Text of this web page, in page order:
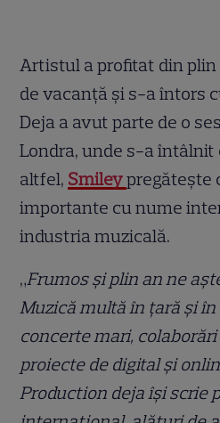
Artistul a profitat din plin
de vacanță și s-a întors
Deja a avut parte de o
Londra, unde s-a întâlnit
altfel, Smileypregătește
importante cu nume
industria muzicală.
„Frumos și plin an ne
Muzică multă în țară și în
concerte mari,
proiecte de digital și
Production deja își scrie